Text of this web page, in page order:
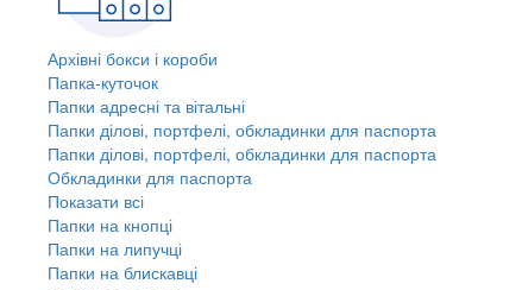
Архівні бокси і короби
Папка-куточок
Папки адресні та вітальні
Папки ділові, портфелі, обкладинки для паспорта
Папки ділові, портфелі, обкладинки для паспорта
Обкладинки для паспорта
Показати всі
Папки на кнопці
Папки на липучці
Папки на блискавці